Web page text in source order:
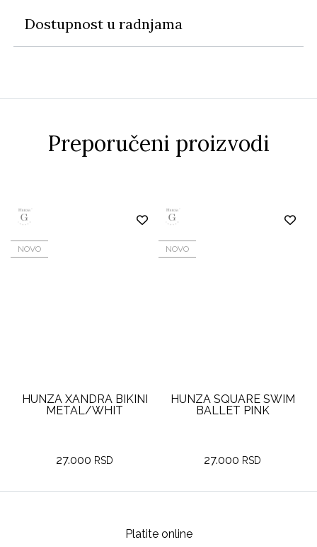
Dostupnost u radnjama
Preporučeni proizvodi
BIKINI
HUNZA SQUARE SWIM
BALLET PINK
27.000
HUNZA IRIS
BALLET
30.600
Platite online